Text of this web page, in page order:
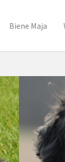
Biene Maja